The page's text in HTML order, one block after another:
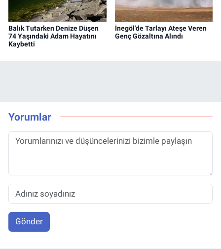
Balık Tutarken Denize Düşen
74 Yaşındaki Adam Hayatını
Kaybetti
İnegöl'de Tarlayı Ateşe Veren
Genç Gözaltına Alındı
Yorumlar
Gönder